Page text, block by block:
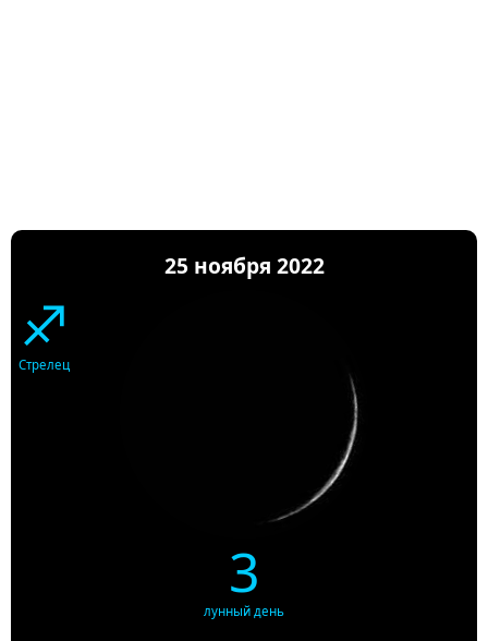
25 ноября 2022
♐
Стрелец
3
лунный день